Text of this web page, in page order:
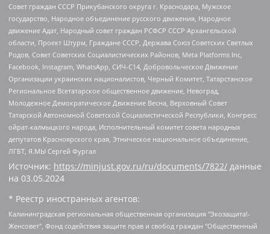
Совет граждан СССР Прикубанского округа г. Краснодара, Мужское
государство, Народное объединение русского движения, Народное
движение Адат, Народный совет граждан РСФСР СССР Архангельской
области, Проект Штурм, Граждане СССР, Держава Союз Советских Светлых
Родов, Совет Советских Социалистических Районов, Meta Platforms Inc,
Facebook, Instagram, WhatsApp, СИЧ-С14, Добровольческое Движение
Организации украинских националистов, Черный Комитет, Татарстанское
Региональное Всетатарское общественное движение, Невоград,
Молодежное Демократическое Движение Весна, Верховный Совет
Татарской Автономной Советской Социалистической Республики, Конгресс
ойрат-калмыцкого народа, Исполнительный комитет совета народных
депутатов Красноярского края, Этническое национальное объединение,
ЛГБТ, Я.МЫ Сергей Фургал
Источник: https://minjust.gov.ru/ru/documents/7822/ данные
на 03.05.2024
* Реестр иностранных агентов:
Калининградская региональная общественная организация "Экозащита!-Женсовет", Фонд содействия защите прав и свобод граждан "Общественный вердикт", Фонд "Институт Развития Свободы Информации", Частное учреждение "Информационное агентство МЕМО. РУ", Региональная общественная организация "Общественная комиссия по сохранению наследия академика Сахарова", Фонд поддержки свободы прессы, Санкт-Петербургская общественная правозащитная организация "Гражданский контроль", Межрегиональная общественная организация "Информационно-просветительский центр "Мемориал", Региональный Фонд "Центр Защиты Прав Средств Массовой Информации", с 05.12.2023 Фонд "Центр Защиты Прав Средств массовой информации", Региональная общественная благотворительная организация помощи беженцам и мигрантам "Гражданское содействие", Негосударственное образовательное учреждение дополнительного профессионального образования (повышение квалификации) специалистов "АКАДЕМИЯ ПО ПРАВАМ ЧЕЛОВЕКА", Свердловская региональная общественная организация "Сутяжник", Автономная некоммерческая организация "Центр независимых социологических исследований", Союз общественных объединений "Российский исследовательский центр по правам человека", Региональное общественное учреждение научно-информационный центр "МЕМОРИАЛ", Некоммерческая организация "Фонд защиты гласности", Автономная некоммерческая организация "Институт прав человека", Городская общественная организация "Екатеринбургское общество "МЕМОРИАЛ", Городская общественная организация "Рязанское историко-просветительское и правозащитное общество "Мемориал" (Рязанский Мемориал), Челябинский региональный орган общественной самодеятельности – женское общественное объединение "Женщины Евразии", Челябинский региональный орган общественной самодеятельности "Уральская правозащитная группа", Фонд содействия защите здоровья и социальной справедливости имени Андрея Рылькова, Автономная Некоммерческая Организация "Аналитический Центр Юрия Левады", Автономная некоммерческая организация социальной поддержки населения "Проект Апрель", Региональная общественная организация помощи женщинам и детям, находящимся в кризисной ситуации "Информационно-методический центр "Анна", Фонд содействия развитию массовых коммуникаций и правовому просвещению "Так-так-Так", Фонд содействия устойчивому развитию "Серебряная тайга", Свердловский региональный общественный фонд социальных проектов "Новое время", "Idel.Реалии", Кавказ.Реалии, Крым.Реалии, Телеканал Настоящее Время, Татаро-башкирская служба Радио Свобода (Azatliq Radiosi), Радио Свободная Европа/Радио Свобода (PCE/PC), "Сибирь.Реалии", "Фактограф", Благотворительный фонд помощи осужденным и их семьям, Автономная некоммерческая организация "Институт глобализации и социальных движений", Фонд "В защиту прав заключенных", Частное учреждение "Центр поддержки и содействия развитию средств массовой информации", Пензенский региональный общественный благотворительный фонд "Гражданский союз", "Север.Реалии", Некоммерческая организация Фонд "Правовая инициатива", Общество с ограниченной ответственностью "Радио Свободная Европа/Радио Свобода", Чешское информационное агентство "MEDIUM-ORIENT", Красноярская региональная общественная организация "Мы против СПИДа", Камалягин Денис Николаевич, Маркелов Сергей Евгеньевич, Пономарев Лев Александрович, Савицкая Людмила Алексеевна, Автономная некоммерческая организация "Центр по работе с проблемой насилия "НАСИЛИЮ.НЕТ", Межрегиональный профессиональный союз работников здравоохранения "Альянс врачей", Юридическое лицо, зарегистрированное в Латвийской Республике, SIA "Medusa Project" (регистрационный номер 40103797863, дата регистрации 10.06.2014), Некоммерческая организация "Фонд по борьбе с коррупцией", Автономная некоммерческая организация "Институт права и публичной политики", Баданин Роман Сергеевич, Гликин Максим Александрович, Железнова Мария Михайловна, Лукьянова Юлия Сергеевна, Маетная Елизавета Витальевна, Маняхин Петр Борисович, Чуракова Ольга Владимировна, Ярош Юлия Петровна, Юридическое лицо "The Insider SIA", зарегистрированное в Риге, Латвийская Республика (дата регистрации 26.06.2015), являющееся администратором доменного имени интернет-издания "The Insider SIA", https://theins.ru, Постернак Алексей Евгеньевич, Рубин Михаил Аркадьевич, Анин Роман Александрович, Юридическое лицо Istories fonds, зарегистрированное в Латвийской Республике (регистрационный номер 50008295751, дата регистрации 24.02.2020), Великовский Дмитрий Александрович, Долинина Ирина Николаевна, Мароховская Алеся Алексеевна, Шлейнов Роман Юрьевич, Шмагун Олеся Валентиновна, Общество с ограниченной ответственностью "Альтаир 2021", Общество с ограниченной ответственностью "Вега 2021", Общество с ограниченной ответственностью "Главный редактор 2021", Общество с ограниченной ответственностью "Ромашки монолит", Важенков Артем Валерьевич, Ивановская областная общественная организация "Центр гендерных исследований", Гурман Юрий Альбертович, Медиапроект "ОВД-Инфо", Егоров Владимир Владимирович, Жилинский Владимир Александрович, Общество с ограниченной ответственностью "ЗП", Иванова София Юрьевна, Карезина Инна Павловна, Кильтау Екатерина Викторовна, Петров Алексей Викторович, Пискунов Сергей Евгеньевич, Смирнов Сергей Сергеевич, Тихонов Михаил Сергеевич, Общество с ограниченной ответственностью "ЖУРНАЛИСТ-ИНОСТРАННЫЙ АГЕНТ", Арапова Галина Юрьевна, Вольтская Татьяна Анатольевна, Американская компания "Mason G.E.S. Anonymous Foundation" (США), являющаяся владельцем интернет-издания https://mnews.world/, Компания "Stichting Bellingcat", зарегистрированная в Нидерландах (дата регистрации 11.07.2018), Захаров Андрей Вячеславович, Клепиковская Екатерина Дмитриевна, Общество с ограниченной ответственностью "МЕМО", Перл Роман Александрович, Симонов Евгений Алексеевич, Соловьева Елена Анатольевна, Сотников Даниил Владимирович, Сурначева Елизавета Дмитриевна, Автономная некоммерческая организация по защите прав человека и информированию населения "Якутия – Наше Мнение", Общество с ограниченной ответственностью "Москоу диджитал медиа", с 26.01.2023 Общество с ограниченной ответственностью "Чайка Белые сады", Ветошкина Валерия Валерьевна, Заговора Максим Александрович, Межрегиональное общественное движение "Российская ЛГБТ - сеть", Оленичев Максим Владимирович, Павлов Иван Юрьевич, Скворцова Елена Сергеевна, Общество с ограниченной ответственностью "Как бы инагент", Кочетков Игорь Викторович, Общество с ограниченной ответственностью "Честные выборы", Еланчик Олег Александрович, Общество с ограниченной ответственностью "Нобелевский призыв", Гималова Регина Эмилевна, Григорьев Андрей Валерьевич, Григорьева Алина Александровна, Ассоциация по содействию защите прав призывников, альтернативнослужащих и военнослужащих "Правозащитная группа "Гражданин.Армия.Право", Хисамова Регина Фаритовна, Автономная некоммерческая организация по реализации социально-правовых программ "Лилит", Дальневосточное общественное движение "Маяк", Санкт-Петербургская ЛГБТ-инициативная группа "Выход", Инициативная группа ЛГБТ+ "Реверс", Алексеев Андрей Викторович, Бекбулатова Таисия Львовна, Беляев Иван Михайлович, Владыкина Елена Сергеевна, Гельман Марат Александрович, Никульшина Вероника Юрьевна, Толоконникова Надежда Андреевна, Шендерович Виктор Анатольевич, Общество с ограниченной ответственностью "Данное сообщение", Общество с ограниченной ответственностью Издательский дом "Новая глава", Айнбиндер Александра Александровна, Московский комьюнити-центр для ЛГБТ+инициатив, Благотворительный фонд развития филантропии, Deutsche Welle (Германия, Kurt-Schumacher-Strasse 3, 53113 Bonn), Борзунова Мария Михайловна, Воробьев Виктор Викторович, Голубева Анна Львовна, Константинова Алла Михайловна, Малкова Ирина Владимировна, Мурадов Мурад Абдулгалимович, Осетинская Елизавета Николаевна, Понасенков Евгений Николаевич, Ганапольский Матвей Юрьевич, Киселев Евгений Алексеевич, Борухович Ирина Григорьевна, Дремин Иван Тимофеевич, Дубровский Дмитрий Викторович, Красноярская региональная общественная организация поддержки и развития альтернативных образовательных технологий и межкультурных коммуникаций "ИНТЕРРА", Маяковская Екатерина Алексеевна, Фейгин Марк Захарович, Филимонов Андрей Викторович, Дзугкоева Регина Николаевна, Доброхотов Роман Александрович, Дудь Юрий Александрович, Елкин Сергей Владимирович, Кругликов Кирилл Игоревич, Сабунаева Мария Леонидовна, Семенов Алексей Владимирович, Шаинян Карен Багратович, Шульман Екатерина Михайловна, Асафьев Артур Валерьевич, Вахштайн Виктор Семенович, Венедиктов Алексей Алексеевич, Лушникова Екатерина Евгеньевна, Волков Леонид Михайлович, Невзоров Александр Глебович, Пархоменко Сергей Борисович, Сироткин Ярослав Николаевич, Кара-Мурза Владимир Владимирович, Баранова Наталья Владимировна, Гозман Леонид Яковлевич, Кагарлицкий Борис Юльевич, Климарев Михаил Валерьевич, Милов Владимир Станиславович, Автономная некоммерческая организация Краснодарский центр современного искусства "Типография", Моргенштерн Алишер Тагирович, Соболь Любовь Эдуардовна, Общество с ограниченной ответственностью "ЛИЗА НОРМ", Каспаров Гарри Кимович, Ходорковский Михаил Борисович, Общество с ограниченной ответственностью "Апрельские тезисы", Данилович Ирина Брониславовна, Кашин Олег Владимирович, Петров Николай Владимирович, Пивоваров Алексей Владимирович, Соколов Михаил Владимирович, Цветкова Юлия Владимировна, Чичваркин Евгений Александрович, Комитет против пыток/Команда против пыток, Общество с ограниченной ответственностью "Первый научный", Общество с ограниченной ответственностью "Вертолет и ко", Белоцерковская Вероника Борисовна, Кац Максим Евгеньевич, Лазарева Татьяна Юрьевна, Шаведдинов Руслан Табризович, Яшин Илья Валерьевич, Общество с ограниченной ответственностью "Иноагент ААВ", Алешковский Дмитрий Петрович, Альбац Евгения Марковна, Быков Дмитрий Львович, Галямина Юлия Евгеньевна, Лойко Сергей Леонидович, Мартынов Кирилл Константинович, Медведев Сергей Александрович, Крашенинников Федор Геннадиевич, Гордеева Катерина Вл